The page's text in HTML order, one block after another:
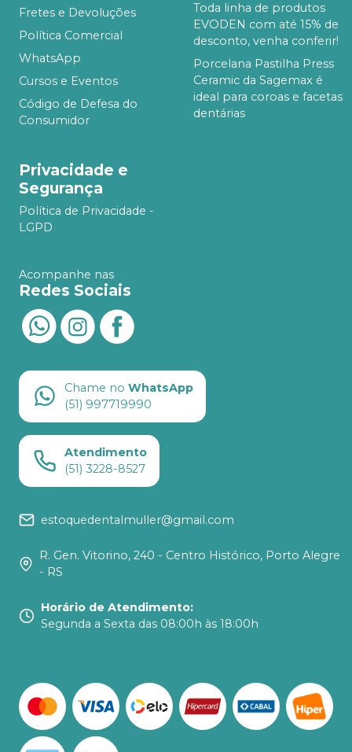
Fretes e Devoluções
Política Comercial
WhatsApp
Cursos e Eventos
Código de Defesa do
Consumidor
Toda linha de produtos
EVODEN com até 15% de
desconto, venha conferir!
Porcelana Pastilha Press
Ceramic da Sagemax é
ideal para coroas e facetas
dentárias
Privacidade e
Segurança
Política de Privacidade -
LGPD
Acompanhe nas
Redes Sociais
Chame no WhatsApp
(51) 997719990
Atendimento
(51) 3228-8527
estoquedentalmuller@gmail.com
R. Gen. Vitorino, 240 - Centro Histórico, Porto Alegre
- RS
Horário de Atendimento:
Segunda a Sexta das 08:00h às 18:00h